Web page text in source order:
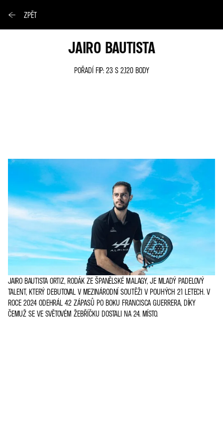
ZPĚT
JAIRO BAUTISTA
POŘADÍ FIP: 23 S 2,120 BODY
JAIRO BAUTISTA ORTIZ, RODÁK ZE ŠPANĚLSKÉ MALAGY, JE MLADÝ PADELOVÝ
TALENT, KTERÝ DEBUTOVAL V MEZINÁRODNÍ SOUTĚŽI V POUHÝCH 21 LETECH. V
ROCE 2024 ODEHRÁL 42 ZÁPASŮ PO BOKU FRANCISCA GUERRERA, DÍKY
ČEMUŽ SE VE SVĚTOVÉM ŽEBŘÍČKU DOSTALI NA 24. MÍSTO.